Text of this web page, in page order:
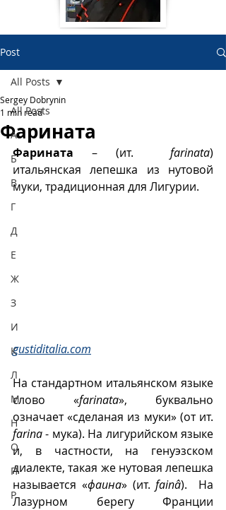
Post
All Posts
А
Б
В
Г
Д
Е
Ж
З
И
К
Л
М
Н
О
П
Р
All Posts
Фарината
Sergey Dobrynin
1 min read
Фарината – (ит. farinata)
итальянская лепешка из нутовой
муки, традиционная для Лигурии.
gustiditalia.com
На стандартном итальянском языке
слово «farinata», буквально
farina - мука). На лигурийском языке
и, в частности, на генуэзском
диалекте, такая же нутовая лепешка
называется «фаина» (ит. fainâ).  На